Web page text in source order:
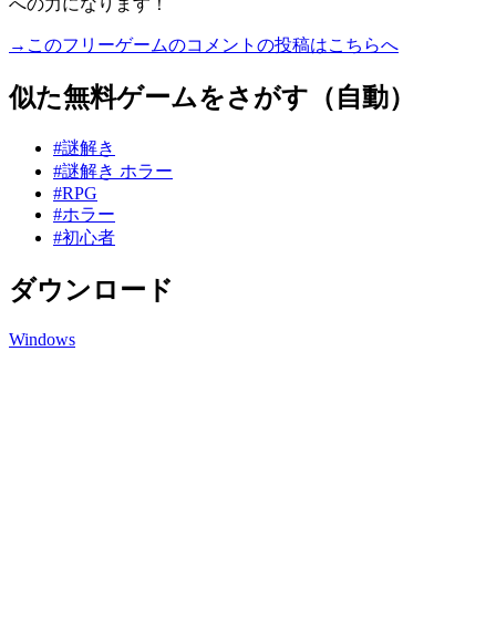
→このフリーゲームのコメントの投稿はこちらへ
似た無料ゲームをさがす（自動）
#謎解き
#謎解き ホラー
#RPG
#ホラー
#初心者
ダウンロード
Windows